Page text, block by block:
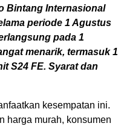
Bintang Internasional
periode 1 Agustus
pada 1
menarik, termasuk 1
S24 FE. Syarat dan
kesempatan ini.
harga murah, konsumen